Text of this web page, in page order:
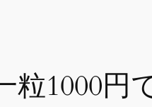
粒1000円